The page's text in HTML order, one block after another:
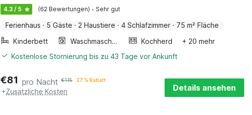
4.3 / 5 (62 Bewertungen) · Sehr gut
Ferienhaus · 5 Gäste · 2 Haustiere · 4 Schlafzimmer · 75 m² Fläche
Kinderbett
Waschmaschine Kochherd
+ 20 mehr
Kostenlose Stornierung bis zu 43 Tage vor Ankunft
€81 pro Nacht €115 27 % Rabatt
+Zusätzliche Kosten Details ansehen